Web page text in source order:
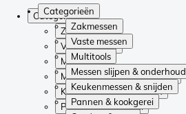
Categorieën
Zakmessen
Vaste messen
Multitools
Messen slijpen & onderhoud
Keukenmessen & snijden
Pannen & kookgerei
Categorieën
Zakmessen
Vaste messen
Multitools
Messen slijpen & onderhoud
Keukenmessen & snijden
Pannen & kookgerei